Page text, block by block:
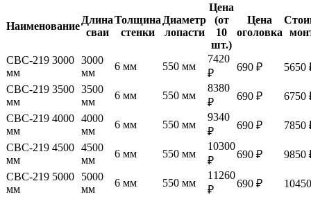
Наименование
Длина
сваи
Толщина
стенки
Диаметр
лопасти
Цена
(от
10
шт.)
Цена
оголовка
СВС-219 3000
мм
3000
мм
6 мм 550 мм
7420
₽
690 ₽
5650
СВС-219 3500
мм
3500
мм
6 мм 550 мм
8380
₽
690 ₽
6750
СВС-219 4000
мм
4000
мм
6 мм 550 мм
9340
₽
690 ₽
7850
СВС-219 4500
мм
4500
мм
6 мм 550 мм
10300
₽
690 ₽
9850
СВС-219 5000
мм
5000
мм
6 мм 550 мм
11260
₽
690 ₽